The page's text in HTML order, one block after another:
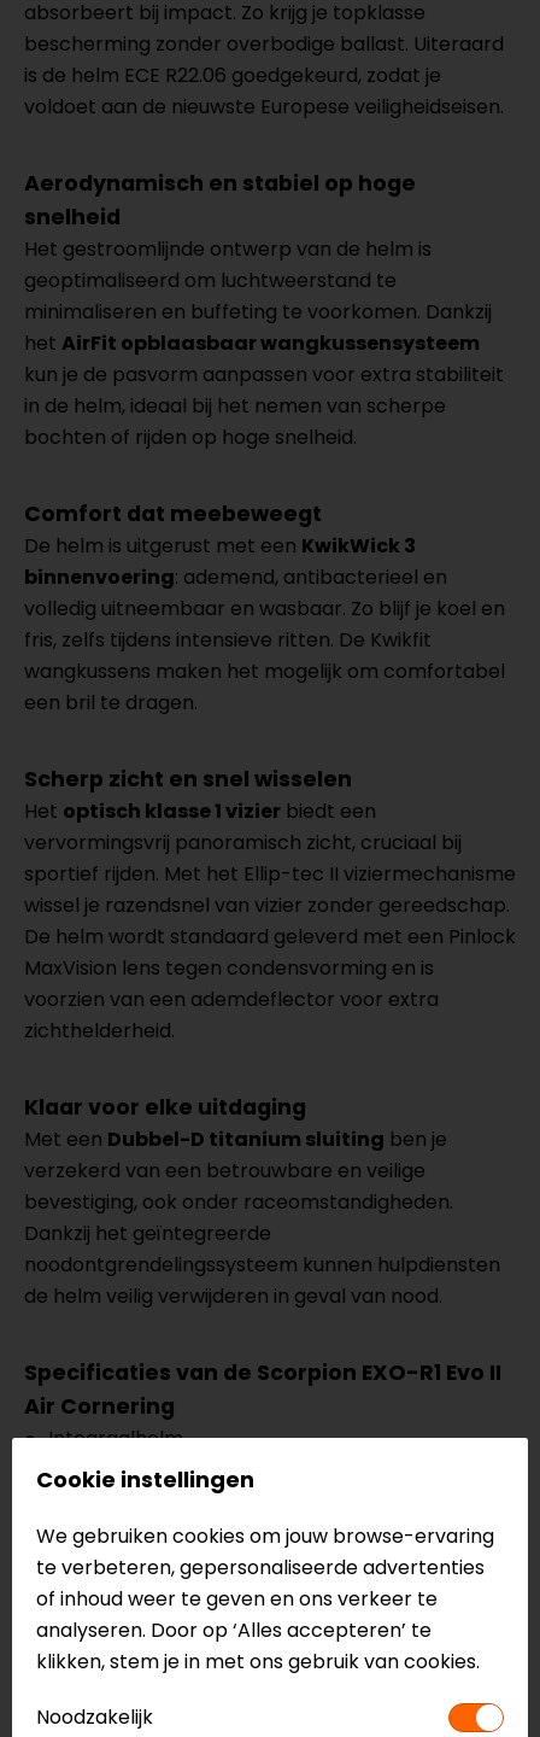
absorbeert bij impact. Zo krijg je topklasse
bescherming zonder overbodige ballast. Uiteraard
is de helm ECE R22.06 goedgekeurd, zodat je
voldoet aan de nieuwste Europese veiligheidseisen.
Aerodynamisch en stabiel op hoge
snelheid
Het gestroomlijnde ontwerp van de helm is
geoptimaliseerd om luchtweerstand te
minimaliseren en buffeting te voorkomen. Dankzij
het AirFit opblaasbaar wangkussensysteem
kun je de pasvorm aanpassen voor extra stabiliteit
in de helm, ideaal bij het nemen van scherpe
bochten of rijden op hoge snelheid.
Comfort dat meebeweegt
De helm is uitgerust met een KwikWick 3
binnenvoering: ademend, antibacterieel en
volledig uitneembaar en wasbaar. Zo blijf je koel en
fris, zelfs tijdens intensieve ritten. De Kwikfit
wangkussens maken het mogelijk om comfortabel
een bril te dragen.
Scherp zicht en snel wisselen
Het optisch klasse 1 vizier biedt een
vervormingsvrij panoramisch zicht, cruciaal bij
sportief rijden. Met het Ellip-tec II viziermechanisme
wissel je razendsnel van vizier zonder gereedschap.
De helm wordt standaard geleverd met een Pinlock
MaxVision lens tegen condensvorming en is
voorzien van een ademdeflector voor extra
zichthelderheid.
Klaar voor elke uitdaging
Met een Dubbel-D titanium sluiting ben je
verzekerd van een betrouwbare en veilige
bevestiging, ook onder raceomstandigheden.
Dankzij het geïntegreerde
noodontgrendelingssysteem kunnen hulpdiensten
de helm veilig verwijderen in geval van nood.
Specificaties van de Scorpion EXO-R1 Evo II
Air Cornering
Integraalhelm
Sportief/Race
Ultra TCT buitenschaal
AirFit systeem
Aerodynamisch ontwerp
KwikWick 3 binnenvoering
Kwikfit wangkussens
Optisch klasse 1 vizier
Wordt geleverd met pinlock MaxVision
Cookie instellingen
We gebruiken cookies om jouw browse-ervaring
te verbeteren, gepersonaliseerde advertenties
of inhoud weer te geven en ons verkeer te
analyseren. Door op ‘Alles accepteren’ te
klikken, stem je in met ons gebruik van cookies.
Noodzakelijk